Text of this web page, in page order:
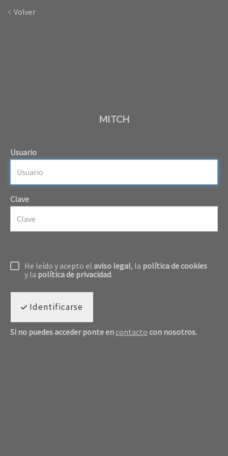
Volver
MITCH
Usuario
Clave
He leído y acepto el aviso legal, la política de cookies
y la política de privacidad.
Identificarse
Si no puedes acceder ponte en contacto con nosotros.